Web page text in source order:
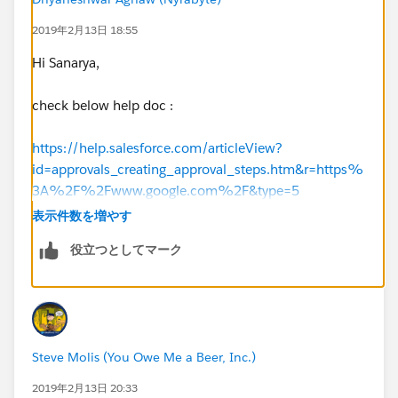
2019年2月13日 18:55
Hi Sanarya,
check below help doc :
https://help.salesforce.com/articleView?
id=approvals_creating_approval_steps.htm&r=https%
3A%2F%2Fwww.google.com%2F&type=5
表示件数を増やす
役立つとしてマーク
Steve Molis (You Owe Me a Beer, Inc.)
2019年2月13日 20:33